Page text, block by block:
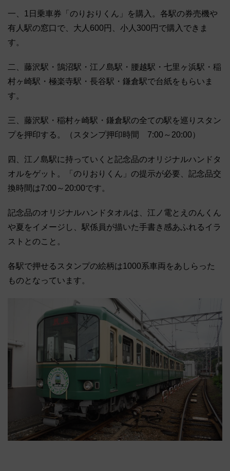
一、1日乗車券「のりおりくん」を購入。各駅の券売機や
有人駅の窓口で、大人600円、小人300円で購入できま
す。
二、藤沢駅・鵠沼駅・江ノ島駅・腰越駅・七里ヶ浜駅・稲
村ヶ崎駅・極楽寺駅・長谷駅・鎌倉駅で台紙をもらいま
す。
三、藤沢駅・稲村ヶ崎駅・鎌倉駅の全ての駅を巡りスタン
プを押印する。（スタンプ押印時間 7:00～20:00）
四、江ノ島駅に持っていくと記念品のオリジナルハンドタ
オルをゲット。「のりおりくん」の提示が必要、記念品交
換時間は7:00～20:00です。
記念品のオリジナルハンドタオルは、江ノ電とえのんくん
や夏をイメージし、駅係員が描いた手書き感あふれるイラ
ストとのこと。
各駅で押せるスタンプの絵柄は1000系車両をあしらった
ものとなっています。